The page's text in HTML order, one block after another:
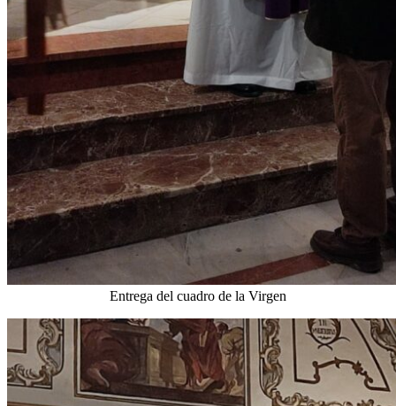
Entrega del cuadro de la Virgen